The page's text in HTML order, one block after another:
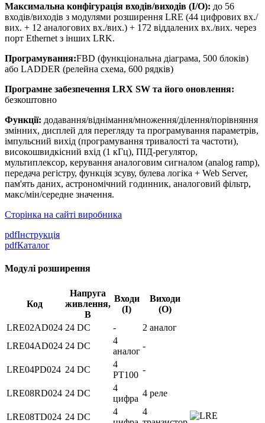
Максимальна конфігурація входів/виходів (І/О): до 56
входів/виходів з модулями розширення LRE (44 цифрових вх./
вих. + 12 аналогових вх./вих.) + 172 віддалених вх./вих. через
порт Ethernet з інших LRK.
Програмування:FBD (функціональна діаграма, 500 блоків)
або LADDER (релейна схема, 600 рядків)
Програмне забезпечення LRX SW та його оновлення:
безкоштовно
Функції: додавання/віднімання/множення/ділення/порівняння
змінних, дисплей для перегляду та програмування параметрів,
імпульсний вихід (програмування тривалості та частоти),
високошвидкісний вхід (1 кГц), ПІД-регулятор,
мультиплексор, керування аналоговим сигналом (analog ramp),
передача регістру, функція зсуву, булева логіка + Web Server,
пам'ять даних, астрономічний годинник, аналоговий фільтр,
макс/мін/середне значення.
Сторінка на сайті виробника
pdfІнструкція
pdfКаталог
Модулі розширення
Код
Напруга
живлення,
В
Входи
(І)
Виходи
(О)
LRE02AD024 24 DC -
2 аналог
LRE04AD024 24 DC
4
аналог
-
LRE04PD024 24 DC
4
PT100
-
LRE08RD024 24 DC
4
цифра
4 реле
LRE08TD024 24 DC
4
4